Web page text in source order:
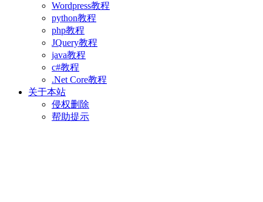
Wordpress教程
python教程
php教程
JQuery教程
java教程
c#教程
.Net Core教程
关于本站
侵权删除
帮助提示